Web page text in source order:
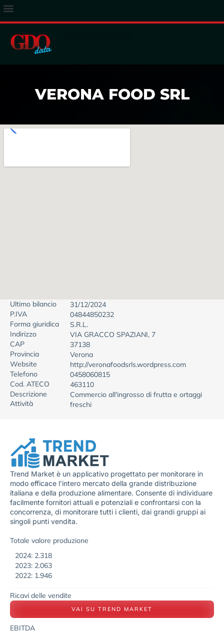
VERONA FOOD SRL
Ultimo bilancio
31/12/2024
P.IVA
04844850232
Forma giuridica
S.R.L.
Indirizzo
VIA GRACCO SPAZIANI, 7
CAP
37138
Provincia
Verona
Website
http://veronafoodsrls.wordpress.com
Telefono
0458060815
Cod. ATECO
463110
Descrizione
Attività
Commercio all'ingrosso di frutta e ortaggi
freschi
Trend Market è un applicativo progettato per monitorare in
modo efficace l’intero mercato della grande distribuzione
italiana e della produzione alimentare. Consente di individuare
facilmente fornitori attuali e potenziali e confrontarsi con la
concorrenza, di monitorare tutti i clienti, dai grandi gruppi ai
singoli punti vendita.
Totale valore produzione
2024: 2.318
2023: 2.063
2022: 1.946
Ricavi delle vendite
VAI SU TREND MARKET
EBITDA